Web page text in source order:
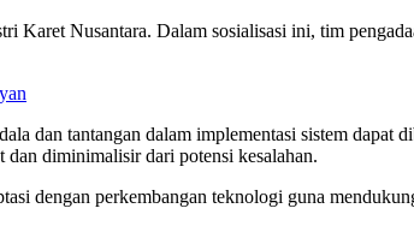
Nusantara. Dalam sosialisasi ini, tim
dan tantangan dalam implementasi sistem dapat
dan diminimalisir dari potensi kesalahan.
dengan perkembangan teknologi guna